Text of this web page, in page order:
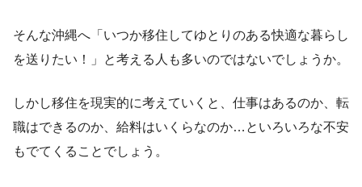
そんな沖縄へ「いつか移住してゆとりのある快適な暮らし
を送りたい！」と考える人も多いのではないでしょうか。
しかし移住を現実的に考えていくと、仕事はあるのか、転
職はできるのか、給料はいくらなのか…といろいろな不安
もでてくることでしょう。